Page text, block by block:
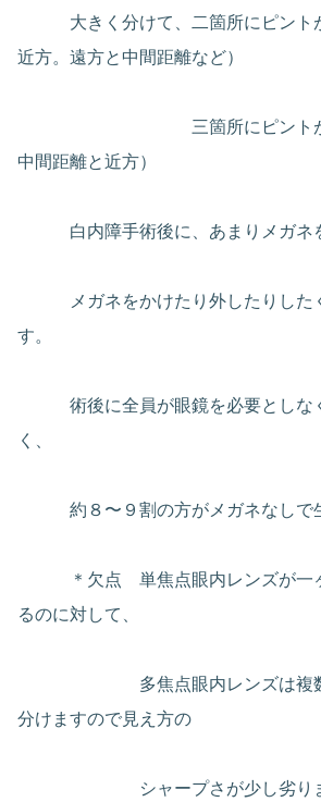
大きく分けて、二箇所にピントが
近方。遠方と中間距離など）
三箇所にピントが合う
中間距離と近方）
白内障手術後に、あまりメガネを
メガネをかけたり外したりしたく
す。
術後に全員が眼鏡を必要としな
く、
約８〜９割の方がメガネなしで生
＊欠点 単焦点眼内レンズが一ヶ
るのに対して、
多焦点眼内レンズは複数の
分けますので見え方の
シャープさが少し劣りま